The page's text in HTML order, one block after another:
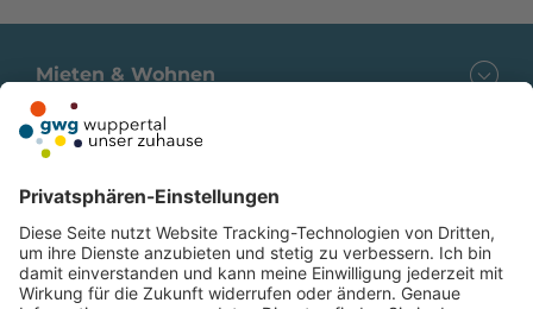
Mieten & Wohnen
Service für Mieter
Folgen Sie uns